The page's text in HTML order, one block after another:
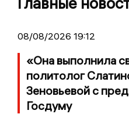
08/08/2026 19:12
«Она выполнила
политолог
Зеновьевой с
Госдуму